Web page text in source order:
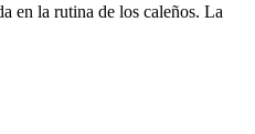
en la rutina de los caleños. La